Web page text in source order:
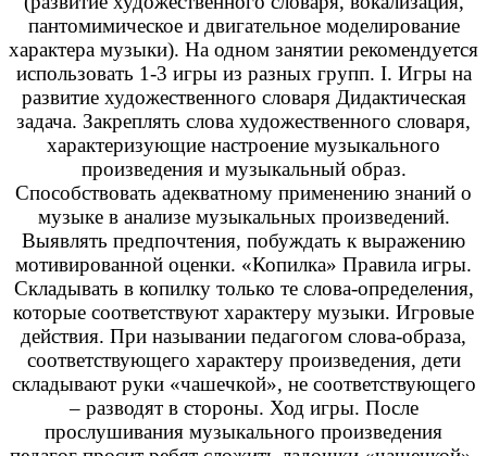
пантомимическое и двигательное моделирование
характера музыки). На одном занятии рекомендуется
использовать 1-3 игры из разных групп. I. Игры на
развитие художественного словаря Дидактическая
задача. Закреплять слова художественного словаря,
характеризующие настроение музыкального
произведения и музыкальный образ.
Способствовать адекватному применению знаний о
музыке в анализе музыкальных произведений.
Выявлять предпочтения, побуждать к выражению
мотивированной оценки. «Копилка» Правила игры.
Складывать в копилку только те слова-определения,
которые соответствуют характеру музыки. Игровые
действия. При назывании педагогом слова-образа,
соответствующего характеру произведения, дети
складывают руки «чашечкой», не соответствующего
– разводят в стороны. Ход игры. После
прослушивания музыкального произведения